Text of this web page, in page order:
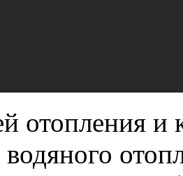
отопления и